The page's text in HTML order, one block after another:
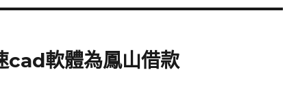
cad軟體為鳳山借款